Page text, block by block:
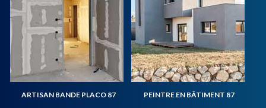
ARTISAN BANDE PLACO 87 PEINTRE EN BÂTIMENT 87